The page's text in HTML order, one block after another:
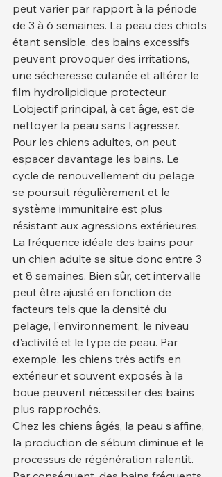
peut varier par rapport à la période
de 3 à 6 semaines. La peau des chiots
étant sensible, des bains excessifs
peuvent provoquer des irritations,
une sécheresse cutanée et altérer le
film hydrolipidique protecteur.
L'objectif principal, à cet âge, est de
nettoyer la peau sans l'agresser.
Pour les chiens adultes, on peut
espacer davantage les bains. Le
cycle de renouvellement du pelage
se poursuit régulièrement et le
système immunitaire est plus
résistant aux agressions extérieures.
La fréquence idéale des bains pour
un chien adulte se situe donc entre 3
et 8 semaines. Bien sûr, cet intervalle
peut être ajusté en fonction de
facteurs tels que la densité du
pelage, l'environnement, le niveau
d'activité et le type de peau. Par
exemple, les chiens très actifs en
extérieur et souvent exposés à la
boue peuvent nécessiter des bains
plus rapprochés.
Chez les chiens âgés, la peau s'affine,
la production de sébum diminue et le
processus de régénération ralentit.